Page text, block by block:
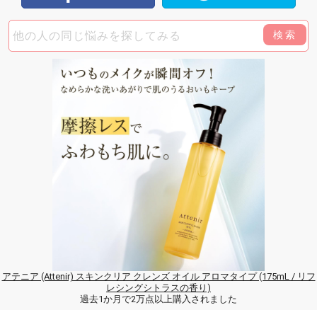
検索
アテニア (Attenir) スキンクリア クレンズ オイル アロマタイプ (175mL / リフ
レシングシトラスの香り)
過去1か月で2万点以上購入されました